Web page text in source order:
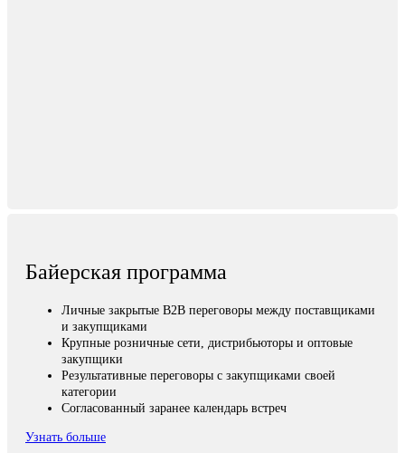
Байерская программа
Личные закрытые B2B переговоры между поставщиками
и закупщиками
Крупные розничные сети, дистрибьюторы и оптовые
закупщики
Результативные переговоры с закупщиками своей
категории
Согласованный заранее календарь встреч
Узнать больше